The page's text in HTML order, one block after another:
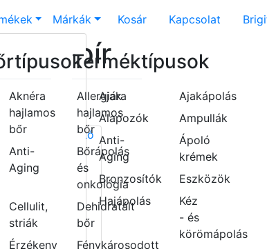
Aknéra
hajlamos
bőr
Allergiára
hajlamos
bőr
Anti-
Aging
Bőrápolás
és
onkológia
Cellulit,
striák
Dehidratált
bőr
Érzékeny
Fénykárosodott
Terméktípusok
Ajak
Ajakápolás
Alapozók
Ampullák
Anti-
Aging
Ápoló
krémek
Bronzosítók
Eszközök
Hajápolás
Kéz
- és
körömápolás
Márkák Kosár Kapcsolat
bőrpír
Shine